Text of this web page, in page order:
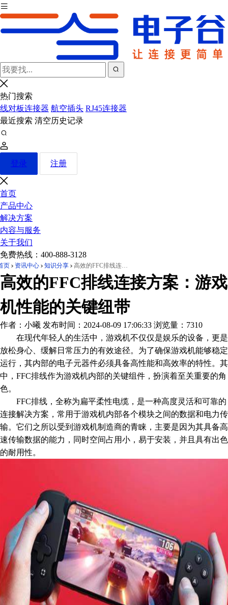
热门搜索
线对板连接器 航空插头 RJ45连接器
最近搜索 清空历史记录
登录 注册
首页
产品中心
解决方案
内容与服务
关于我们
免费热线： 400-888-3128
页 资讯中心 知识分享 高效的FFC排线连接方案：游戏机性能的关键纽带
高效的FFC排线连接方案：游戏
机性能的关键纽带
作者：小曦 发布时间：2024-08-09 17:06:33 浏览量：7310
在现代年轻人的生活中，游戏机不仅仅是娱乐的设备，更是
放松身心、缓解日常压力的有效途径。为了确保游戏机能够稳定
运行，其内部的电子元器件必须具备高性能和高效率的特性。其
中，FFC排线作为游戏机内部的关键组件，扮演着至关重要的角
色。
FFC排线，全称为扁平柔性电缆，是一种高度灵活和可靠的
连接解决方案，常用于游戏机内部各个模块之间的数据和电力传
输。它们之所以受到游戏机制造商的青睐，主要是因为其具备高
速传输数据的能力，同时空间占用小，易于安装，并且具有出色
的耐用性。